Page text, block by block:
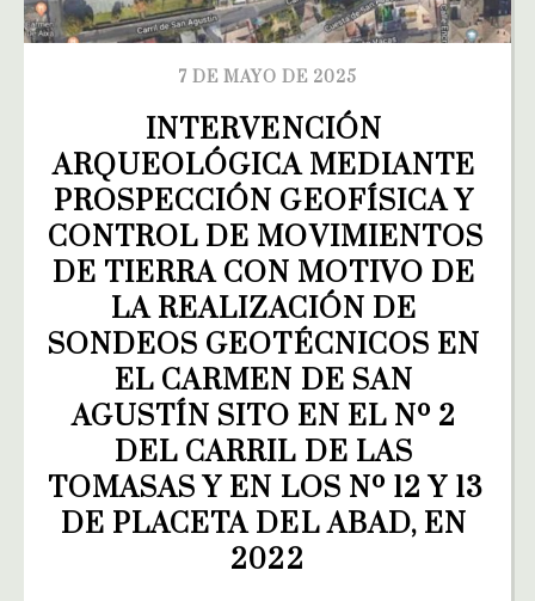
7 DE MAYO DE 2025
INTERVENCIÓN
ARQUEOLÓGICA MEDIANTE
PROSPECCIÓN GEOFÍSICA Y
CONTROL DE MOVIMIENTOS
DE TIERRA CON MOTIVO DE
LA REALIZACIÓN DE
SONDEOS GEOTÉCNICOS EN
EL CARMEN DE SAN
AGUSTÍN SITO EN EL Nº 2
DEL CARRIL DE LAS
TOMASAS Y EN LOS Nº 12 Y 13
DE PLACETA DEL ABAD, EN
2022